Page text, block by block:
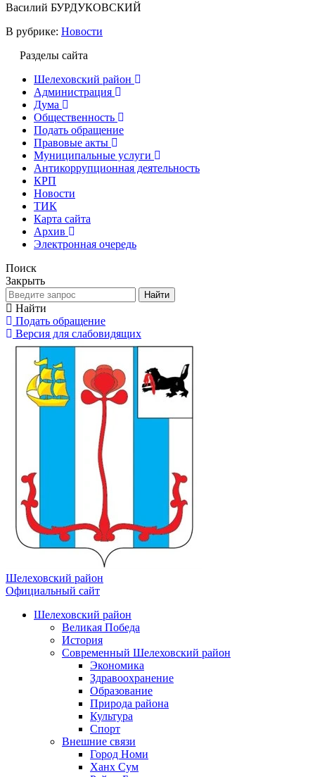
Василий БУРДУКОВСКИЙ
В рубрике: Новости
Разделы сайта
Шелеховский район
Администрация
Дума
Общественность
Подать обращение
Правовые акты
Муниципальные услуги
Антикоррупционная деятельность
КРП
Новости
ТИК
Карта сайта
Архив
Электронная очередь
Поиск
Закрыть
Найти
Найти
Подать обращение
Версия для слабовидящих
Шелеховский район
Официальный сайт
Шелеховский район
Великая Победа
История
Современный Шелеховский район
Экономика
Здравоохранение
Образование
Природа района
Культура
Спорт
Внешние связи
Город Номи
Ханх Сум